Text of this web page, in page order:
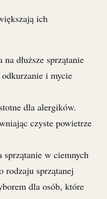
ich
dłuższe sprzątanie
i mycie
dla alergików.
czyste powietrze
w ciemnych
rodzaju sprzątanej
dla osób, które